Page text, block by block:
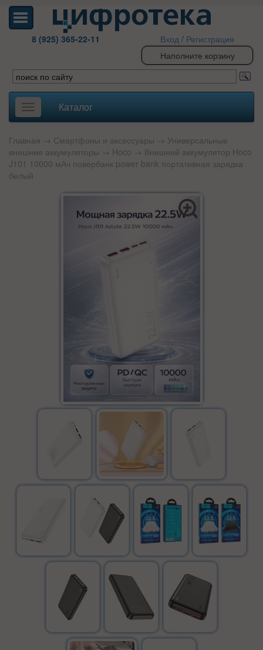
8 (925) 365-22-11 Вход / Регистрация
Наполните корзину
Toggle
navigation
Каталог
Главная → Смартфоны и аксессуары → Универсальные
внешние аккумуляторы → Hoco → Внешний аккумулятор Hoco
J101 10000 мАч повербанк power bank портативная зарядка
белый